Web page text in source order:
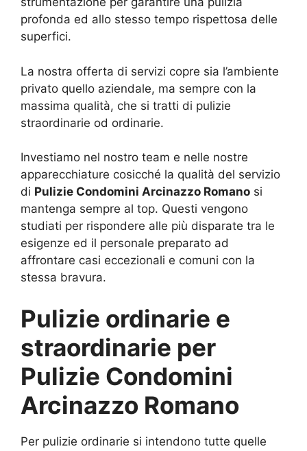
profonda ed allo stesso tempo rispettosa delle
superfici.
La nostra offerta di servizi copre sia l’ambiente
privato quello aziendale, ma sempre con la
massima qualità, che si tratti di pulizie
straordinarie od ordinarie.
Investiamo nel nostro team e nelle nostre
apparecchiature cosicché la qualità del servizio
di Pulizie Condomini Arcinazzo Romano si
mantenga sempre al top. Questi vengono
studiati per rispondere alle più disparate tra le
esigenze ed il personale preparato ad
affrontare casi eccezionali e comuni con la
stessa bravura.
Pulizie ordinarie e
straordinarie per
Pulizie Condomini
Arcinazzo Romano
Per pulizie ordinarie si intendono tutte quelle